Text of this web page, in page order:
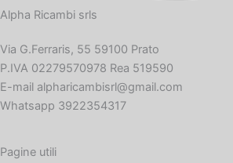
Alpha Ricambi srls
Via G.Ferraris, 55 59100 Prato
P.IVA 02279570978 Rea 519590
E-mail alpharicambisrl@gmail.com
Whatsapp 3922354317
Pagine utili